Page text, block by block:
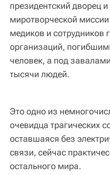
президентский дворец
миротворческой
медиков и сотрудников
организаций,
человек, а под
тысячи людей.
Это одно из
очевидца трагических
оставшаяся без
связи, сейчас
остального мира.